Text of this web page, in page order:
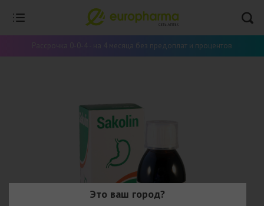
Рассрочка 0-0-4 - на 4 месяца без предоплат и процентов
Это ваш город?